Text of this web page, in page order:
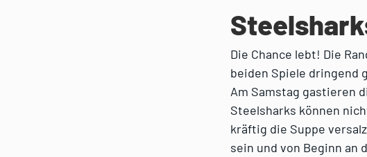
Die Chance lebt! Die
beiden Spiele dringend
Am Samstag gastieren
Steelsharks können
kräftig die Suppe
sein und von Beginn an